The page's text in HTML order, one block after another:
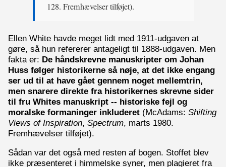
128. Fremhævelser tilføjet).
Ellen White havde meget lidt med 1911-udgaven at
gøre, så hun refererer antageligt til 1888-udgaven. Men
fakta er: De håndskrevne manuskripter om Johan
Huss følger historikerne så nøje, at det ikke engang
ser ud til at have gået gennem noget mellemtrin,
men snarere direkte fra historikernes skrevne sider
til fru Whites manuskript -- historiske fejl og
moralske formaninger inkluderet (McAdams: Shifting
Views of Inspiration, Spectrum, marts 1980.
Fremhævelser tilføjet).
Sådan var det også med resten af bogen. Stoffet blev
ikke præsenteret i himmelske syner, men plagieret fra